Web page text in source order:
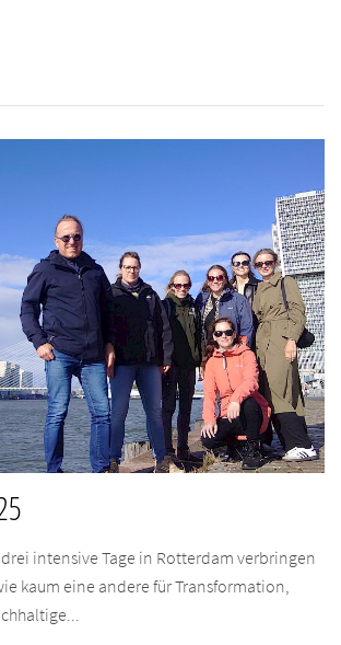
intensive Tage in Rotterdam verbringen
kaum eine andere für Transformation,